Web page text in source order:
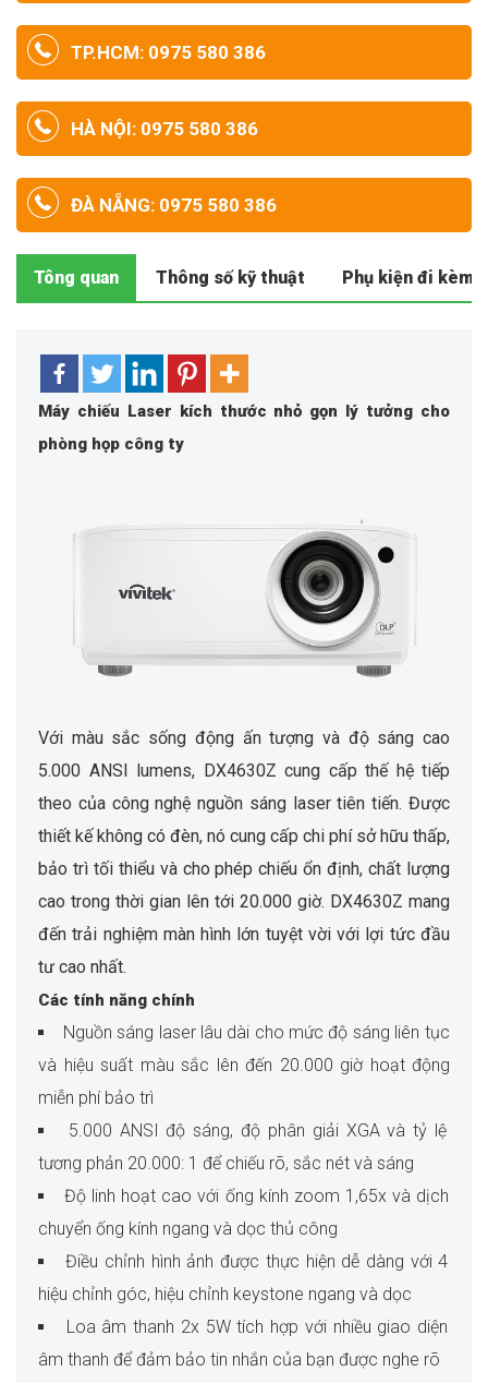
TP.HCM: 0975 580 386
HÀ NỘI: 0975 580 386
ĐÀ NẴNG: 0975 580 386
Tông quan Thông số kỹ thuật Phụ kiện đi kèm
Máy chiếu Laser kích thước nhỏ gọn lý tưởng cho
phòng họp công ty
Với màu sắc sống động ấn tượng và độ sáng cao
5.000 ANSI lumens, DX4630Z cung cấp thế hệ tiếp
theo của công nghệ nguồn sáng laser tiên tiến. Được
thiết kế không có đèn, nó cung cấp chi phí sở hữu thấp,
bảo trì tối thiểu và cho phép chiếu ổn định, chất lượng
cao trong thời gian lên tới 20.000 giờ. DX4630Z mang
đến trải nghiệm màn hình lớn tuyệt vời với lợi tức đầu
tư cao nhất.
Các tính năng chính
Nguồn sáng laser lâu dài cho mức độ sáng liên tục
và hiệu suất màu sắc lên đến 20.000 giờ hoạt động
miễn phí bảo trì
5.000 ANSI độ sáng, độ phân giải XGA và tỷ lệ
tương phản 20.000: 1 để chiếu rõ, sắc nét và sáng
Độ linh hoạt cao với ống kính zoom 1,65x và dịch
chuyển ống kính ngang và dọc thủ công
Điều chỉnh hình ảnh được thực hiện dễ dàng với 4
hiệu chỉnh góc, hiệu chỉnh keystone ngang và dọc
Loa âm thanh 2x 5W tích hợp với nhiều giao diện
âm thanh để đảm bảo tin nhắn của bạn được nghe rõ